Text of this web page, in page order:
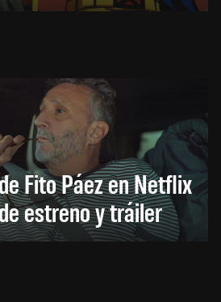
Fito Páez en Netflix
estreno y tráiler